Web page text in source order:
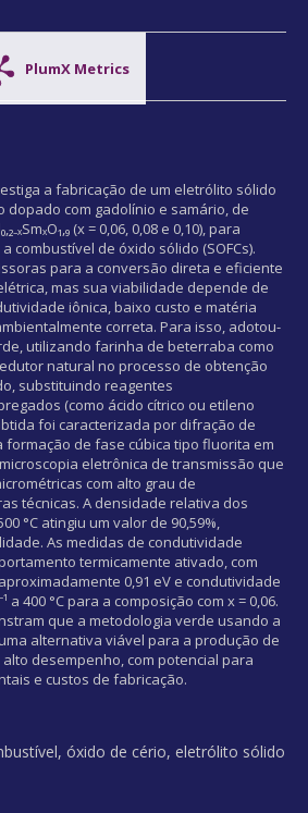
PlumX Metrics
a fabricação de um eletrólito sólido
dopado com gadolínio e samário, de
(x = 0,06, 0,08 e 0,10), para
combustível de óxido sólido (SOFCs).
para a conversão direta e eficiente
mas sua viabilidade depende de
iônica, baixo custo e matéria
correta. Para isso, adotou-
utilizando farinha de beterraba como
natural no processo de obtenção
substituindo reagentes
(como ácido cítrico ou etileno
foi caracterizada por difração de
formação de fase cúbica tipo fluorita em
eletrônica de transmissão que
com alto grau de
técnicas. A densidade relativa dos
°C atingiu um valor de 90,59%,
As medidas de condutividade
termicamente ativado, com
0,91 eV e condutividade
a 400 °C para a composição com x = 0,06.
que a metodologia verde usando a
alternativa viável para a produção de
desempenho, com potencial para
e custos de fabricação.
óxido de cério, eletrólito sólido